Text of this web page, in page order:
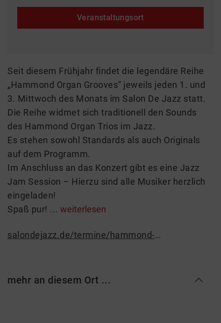
Veranstaltungsort
Seit diesem Frühjahr findet die legendäre Reihe
„Hammond Organ Grooves“ jeweils jeden 1. und
3. Mittwoch des Monats im Salon De Jazz statt.
Die Reihe widmet sich traditionell den Sounds
des Hammond Organ Trios im Jazz.
Es stehen sowohl Standards als auch Originals
auf dem Programm.
Im Anschluss an das Konzert gibt es eine Jazz
Jam Session – Hierzu sind alle Musiker herzlich
eingeladen!
Spaß pur! ... weiterlesen
salondejazz.de/termine/hammond-organ-grooves-jam-session-43
mehr an diesem Ort ...